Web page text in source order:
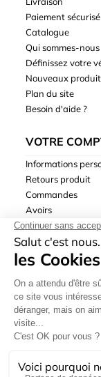
Paiement sécurisé
Catalogue
Qui sommes-nous
Définissez votre
Nouveaux
Plan du site
Besoin d'aide ?
VOTRE
Informations
Retours produit
Commandes
Avoirs
Adresses
Bons de réduction
de ventes| ©